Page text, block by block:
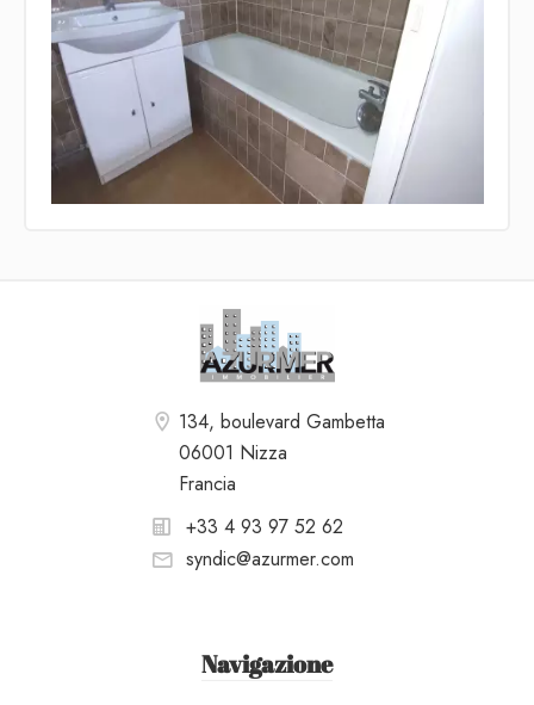
134, boulevard Gambetta
06001 Nizza
Francia
+33 4 93 97 52 62
syndic@azurmer.com
Navigazione